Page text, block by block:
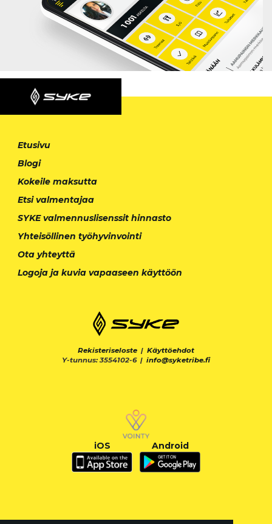
Etusivu
Blogi
Kokeile maksutta
Etsi valmentajaa
SYKE valmennuslisenssit hinnasto
Yhteisöllinen työhyvinvointi
Ota yhteyttä
Logoja ja kuvia vapaaseen käyttöön
Rekisteriseloste | Käyttöehdot
Y-tunnus: 3554102-6 | info@syketribe.fi
iOS Android